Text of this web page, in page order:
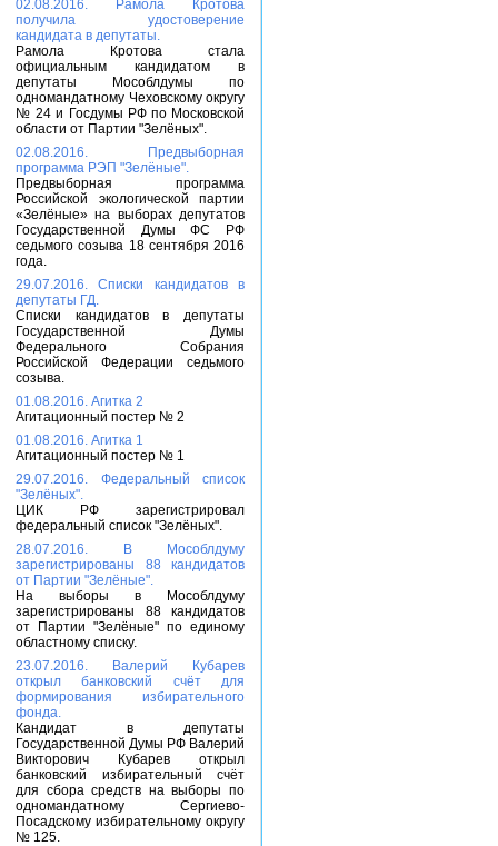
02.08.2016. Рамола Кротова
получила удостоверение
кандидата в депутаты.
Рамола Кротова стала
официальным кандидатом в
депутаты Мособлдумы по
одномандатному Чеховскому округу
№ 24 и Госдумы РФ по Московской
области от Партии "Зелёных".
02.08.2016. Предвыборная
программа РЭП "Зелёные".
Предвыборная программа
Российской экологической партии
«Зелёные» на выборах депутатов
Государственной Думы ФС РФ
седьмого созыва 18 сентября 2016
года.
29.07.2016. Списки кандидатов в
депутаты ГД.
Списки кандидатов в депутаты
Государственной Думы
Федерального Собрания
Российской Федерации седьмого
созыва.
01.08.2016. Агитка 2
Агитационный постер № 2
01.08.2016. Агитка 1
Агитационный постер № 1
29.07.2016. Федеральный список
"Зелёных".
ЦИК РФ зарегистрировал
федеральный список "Зелёных".
28.07.2016. В Мособлдуму
зарегистрированы 88 кандидатов
от Партии "Зелёные".
На выборы в Мособлдуму
зарегистрированы 88 кандидатов
от Партии "Зелёные" по единому
областному списку.
23.07.2016. Валерий Кубарев
открыл банковский счёт для
формирования избирательного
фонда.
Кандидат в депутаты
Государственной Думы РФ Валерий
Викторович Кубарев открыл
банковский избирательный счёт
для сбора средств на выборы по
одномандатному Сергиево-
Посадскому избирательному округу
№ 125.